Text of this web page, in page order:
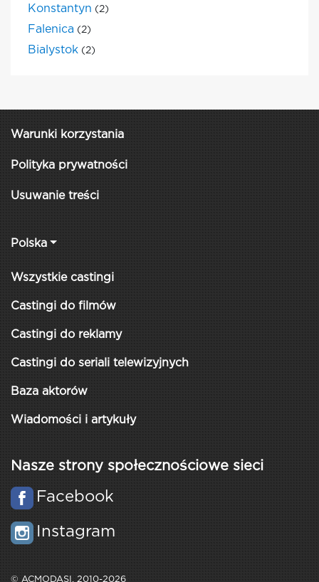
Konstantyn (2)
Falenica (2)
Bialystok (2)
Warunki korzystania
Polityka prywatności
Usuwanie treści
Polska
Wszystkie castingi
Castingi do filmów
Castingi do reklamy
Castingi do seriali telewizyjnych
Baza aktorów
Wiadomości i artykuły
Nasze strony społecznościowe sieci
Facebook
Instagram
© ACMODASI, 2010-2026